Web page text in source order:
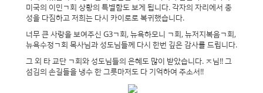
미국의 이민ㄱ회 상황의 특별함도 보게 됩니다. 각자의 자리에서 충
성을 다짐하고 저희는 다시 카이로로 복귀했습니다.
너무 큰 사랑을 보여주신 G3ㄱ회, 뉴욕하모니 ㄱ회, 뉴저지복음ㄱ회,
뉴욕수정ㄱ회 목사님과 성도님들께 다시 한번 깊은 감사를 드립니다.
그 외 타 교단 ㄱ회와 성도님들의 은혜도 많이 받았습니다. ㅈ님!! 그
섬김의 손길들을 냉수 한 그릇마저도 다 기억하여 주소서!!